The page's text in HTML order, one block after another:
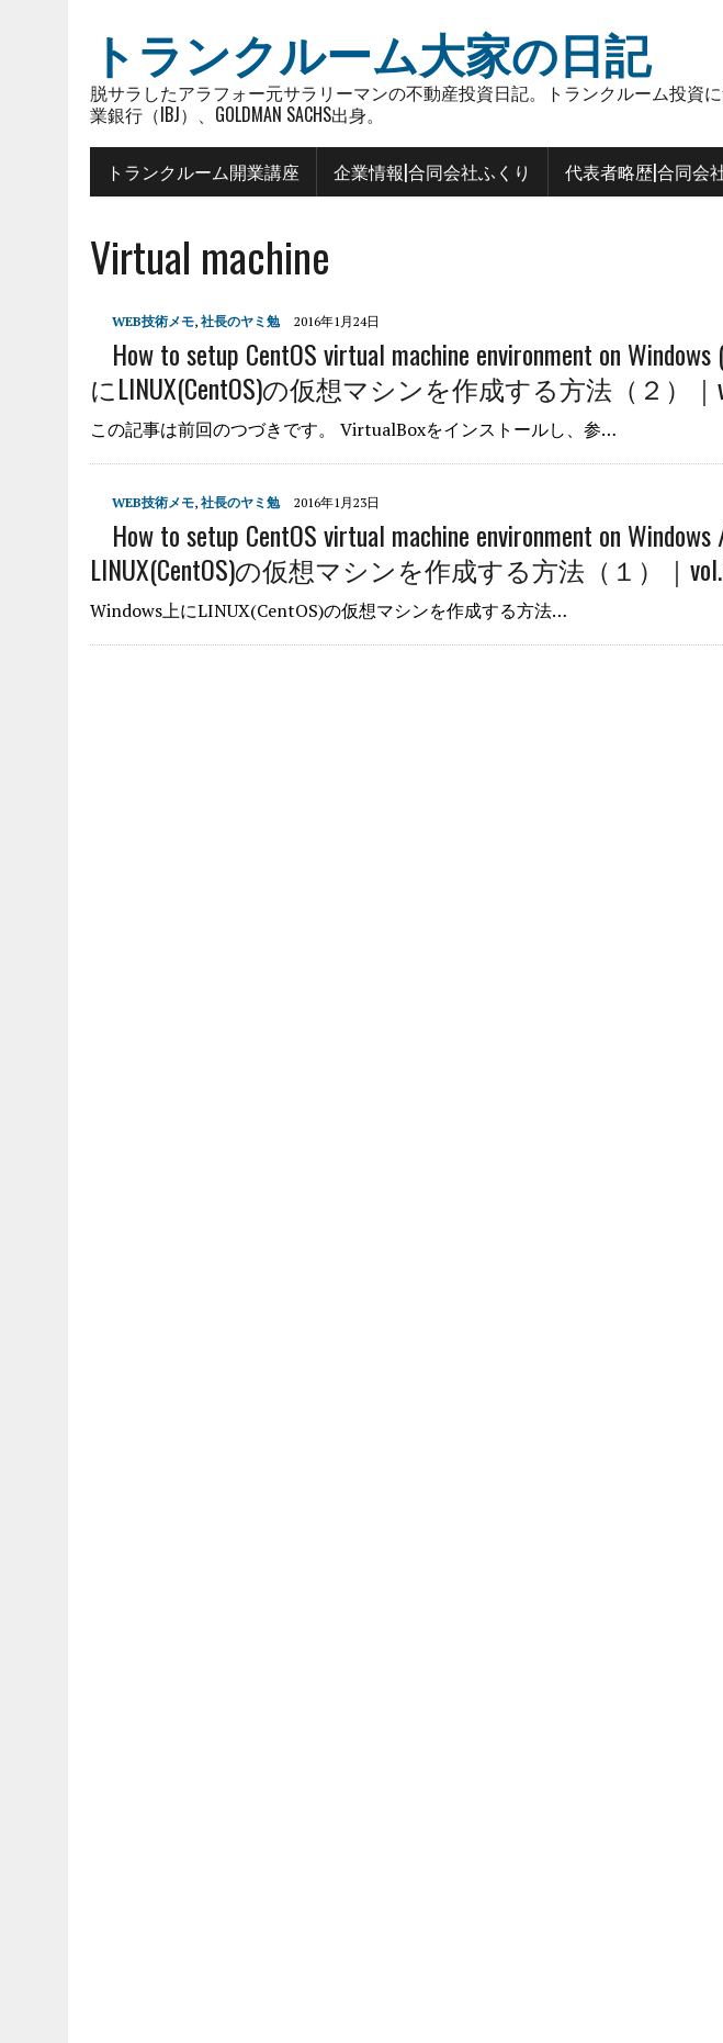
トランクルーム大家の日記
脱サラしたアラフォー元サラリーマンの不動産投資日記。トランクルーム投
業銀行（IBJ）、GOLDMAN SACHS出身。
トランクルーム開業講座 企業情報|合同会社ふくり 代表者略歴|合同会
Virtual machine
WEB技術メモ, 社長のヤミ勉 2016年1月24日
How to setup CentOS virtual machine environment on
にLINUX(CentOS)の仮想マシンを作成する方法（２）｜
この記事は前回のつづきです。 VirtualBoxをインストールし、参…
WEB技術メモ, 社長のヤミ勉 2016年1月23日
How to setup CentOS virtual machine environment on
LINUX(CentOS)の仮想マシンを作成する方法（１）｜
Windows上にLINUX(CentOS)の仮想マシンを作成する方法…